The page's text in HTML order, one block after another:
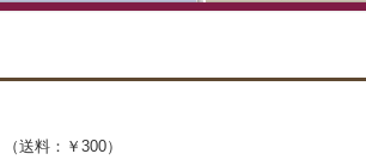
（送料：￥300）